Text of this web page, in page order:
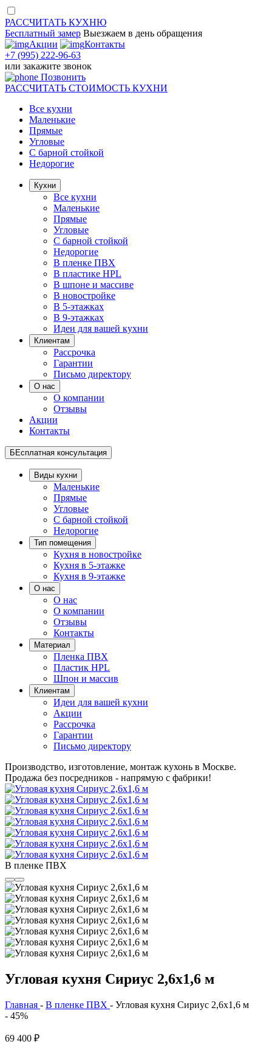
РАССЧИТАТЬ КУХНЮ
Бесплатный замер Выезжаем в день обращения
Акции
Контакты
+7 (995) 222-96-63
или закажите звонок
Позвонить
РАССЧИТАТЬ СТОИМОСТЬ КУХНИ
Все кухни
Маленькие
Прямые
Угловые
С барной стойкой
Недорогие
Кухни
Все кухни
Маленькие
Прямые
Угловые
С барной стойкой
Недорогие
В пленке ПВХ
В пластике HPL
В шпоне и массиве
В новостройке
В 5-этажках
В 9-этажках
Идеи для вашей кухни
Клиентам
Рассрочка
Гарантии
Письмо директору
О нас
О компании
Отзывы
Акции
Контакты
БЕсплатная консультация
Виды кухни
Маленькие
Прямые
Угловые
С барной стойкой
Недорогие
Тип помещения
Кухня в новостройке
Кухня в 5-этажке
Кухня в 9-этажке
О нас
О нас
О компании
Отзывы
Контакты
Материал
Пленка ПВХ
Пластик HPL
Шпон и массив
Клиентам
Идеи для вашей кухни
Акции
Рассрочка
Гарантии
Письмо директору
Производство, изготовление, монтаж кухонь в Москве.
Продажа без посредников - напрямую с фабрики!
В пленке ПВХ
Угловая кухня Сириус 2,6х1,6 м
Главная - В пленке ПВХ - Угловая кухня Сириус 2,6х1,6 м
- 45%
69 400 ₽